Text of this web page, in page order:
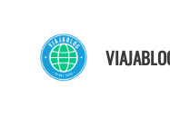
contenido